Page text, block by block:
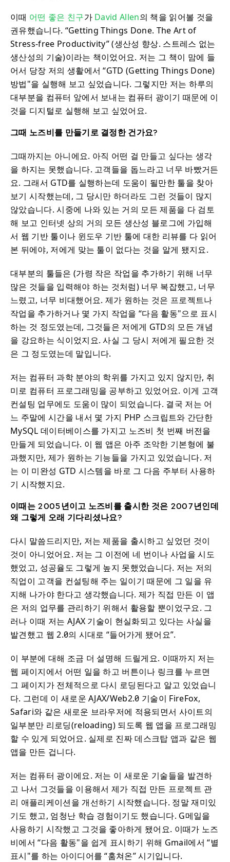
이때 어떤 좋은 친구가 David Allen의 책을 읽어볼 것을
권유했습니다. “Getting Things Done. The Art of
Stress-free Productivity” (생산성 향상. 스트레스 없는
생산성의 기술)이라는 책이었어요. 저는 그 책이 맘에 들
어서 당장 저의 생활에서 “GTD (Getting Things Done)
방법"을 실행해 보고 싶었습니다. 그렇지만 저는 하루의
대부분을 컴퓨터 앞에서 보내는 컴퓨터 광이기 때문에 이
것을 디지털로 실행해 보고 싶었어요.
그때 노즈비를 만들기로 결정한 건가요?
그때까지는 아니에요. 아직 어떤 걸 만들고 싶다는 생각
을 하지는 못했습니다. 고객들을 돕느라고 너무 바빴거든
요. 그래서 GTD를 실행하는데 도움이 될만한 툴을 찾아
보기 시작했는데, 그 당시만 하더라도 그런 것들이 많지
않았습니다. 시중에 나와 있는 거의 모든 제품을 다 검토
해 보고 인터넷 상의 거의 모든 생산성 블로그에 가입해
서 웹 기반 툴이나 윈도우 기반 툴에 대한 리뷰를 다 읽어
본 뒤에야, 저에게 맞는 툴이 없다는 것을 알게 됐지요.
대부분의 툴들은 (가령 작은 작업을 추가하기 위해 너무
많은 것들을 입력해야 하는 것처럼) 너무 복잡했고, 너무
느렸고, 너무 비대했어요. 제가 원하는 것은 프로젝트나
작업을 추가하거나 몇 가지 작업을 “다음 활동"으로 표시
하는 것 정도였는데, 그것들은 저에게 GTD의 모든 개념
을 강요하는 식이었지요. 사실 그 당시 저에게 필요한 것
은 그 정도였는데 말입니다.
저는 컴퓨터 과학 분야의 학위를 가지고 있지 않지만, 취
미로 컴퓨터 프로그래밍을 공부하고 있었어요. 이게 고객
컨설팅 업무에도 도움이 많이 되었습니다. 결국 저는 어
느 주말에 시간을 내서 몇 가지 PHP 스크립트와 간단한
MySQL 데이터베이스를 가지고 노즈비 첫 번째 버전을
만들게 되었습니다. 이 웹 앱은 아주 조악한 기본형에 불
과했지만, 제가 원하는 기능들을 가지고 있었습니다. 저
는 이 미완성 GTD 시스템을 바로 그 다음 주부터 사용하
기 시작했지요.
이때는 2005년이고 노즈비를 출시한 것은 2007년인데
왜 그렇게 오래 기다리셨나요?
다시 말씀드리지만, 저는 제품을 출시하고 싶었던 것이
것이 아니었어요. 저는 그 이전에 네 번이나 사업을 시도
했었고, 성공율도 그렇게 높지 못했었습니다. 저는 저의
직업이 고객을 컨설팅해 주는 일이기 때문에 그 일을 유
지해 나가야 한다고 생각했습니다. 제가 직접 만든 이 앱
은 저의 업무를 관리하기 위해서 활용할 뿐이었구요. 그
러나 이때 저는 AJAX 기술이 현실화되고 있다는 사실을
발견했고 웹 2.0의 시대로 “들어가게 됐어요”.
이 부분에 대해 조금 더 설명해 드릴게요. 이때까지 저는
웹 페이지에서 어떤 일을 하고 버튼이나 링크를 누르면
그 페이지가 전체적으로 다시 로딩된다고 알고 있었습니
다. 그런데 이 새로운 AJAX/Web2.0 기술이 FireFox,
Safari와 같은 새로운 브라우저에 적용되면서 사이트의
일부분만 리로딩(reloading) 되도록 웹 앱을 프로그래밍
할 수 있게 되었어요. 실제로 진짜 데스크탑 앱과 같은 웹
앱을 만든 겁니다.
저는 컴퓨터 광이에요. 저는 이 새로운 기술들을 발견하
고 나서 그것들을 이용해서 제가 직접 만든 프로젝트 관
리 애플리케이션을 개선하기 시작했습니다. 정말 재미있
기도 했고, 엄청난 학습 경험이기도 했습니다. G메일을
사용하기 시작했고 그것을 좋아하게 됐어요. 이때가 노즈
비에서 “다음 활동"을 쉽게 표시하기 위해 Gmail에서 “별
표시"를 하는 아이디어를 “훔쳐온” 시기입니다.